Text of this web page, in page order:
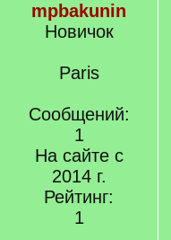
mpbakunin
Новичок
Paris
Сообщений:
1
На сайте с
2014 г.
Рейтинг:
1